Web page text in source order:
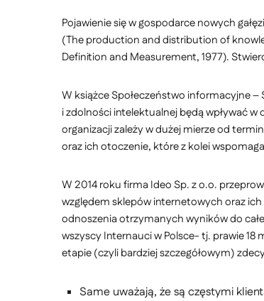
Pojawienie się w gospodarce nowych
(The production and distribution of
Definition and Measurement, 1977).
W książce Społeczeństwo informacyjne
i zdolności intelektualnej będą wpływać
organizacji zależy w dużej mierze od
oraz ich otoczenie, które z kolei
W 2014 roku firma Ideo Sp. z o.o.
względem sklepów internetowych oraz
odnoszenia otrzymanych wyników do
wszyscy Internauci w Polsce- tj. prawie
etapie (czyli bardziej szczegółowym)
Same uważają, że są częstymi